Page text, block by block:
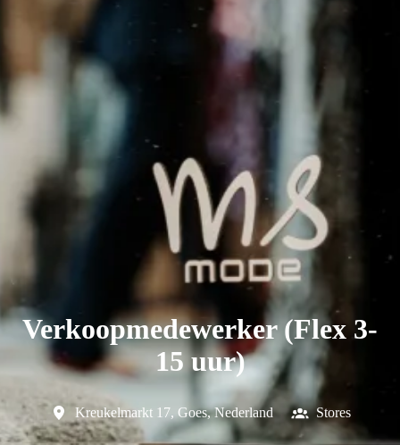
Verkoopmedewerker (Flex 3-
15 uur)
Kreukelmarkt 17, Goes, Nederland Stores